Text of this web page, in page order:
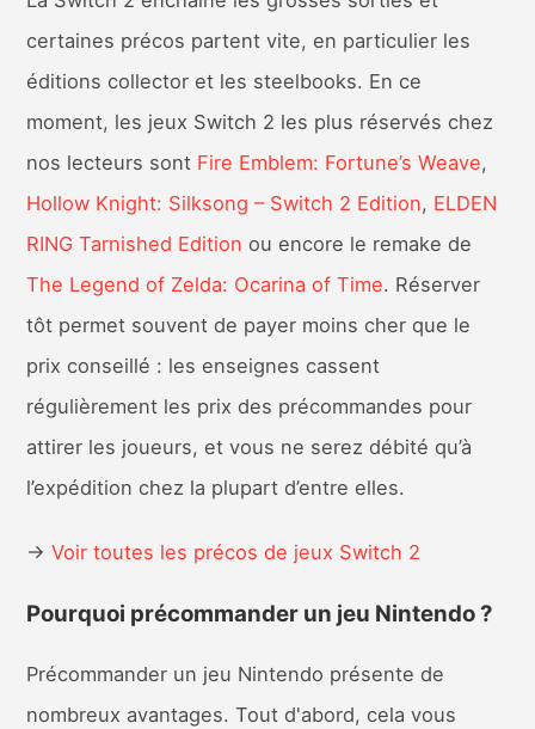
certaines précos partent vite, en particulier les
éditions collector et les steelbooks. En ce
moment, les jeux Switch 2 les plus réservés chez
nos lecteurs sont Fire Emblem: Fortune’s Weave,
Hollow Knight: Silksong – Switch 2 Edition, ELDEN
RING Tarnished Edition ou encore le remake de
The Legend of Zelda: Ocarina of Time. Réserver
tôt permet souvent de payer moins cher que le
prix conseillé : les enseignes cassent
régulièrement les prix des précommandes pour
attirer les joueurs, et vous ne serez débité qu’à
l’expédition chez la plupart d’entre elles.
→ Voir toutes les précos de jeux Switch 2
Pourquoi précommander un jeu Nintendo ?
Précommander un jeu Nintendo présente de
nombreux avantages. Tout d'abord, cela vous